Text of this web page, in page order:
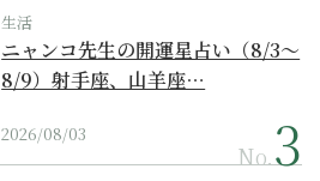
生活
ニャンコ先生の開運星占い（8/3～
8/9）射手座、山羊座…
2026/08/03
No.